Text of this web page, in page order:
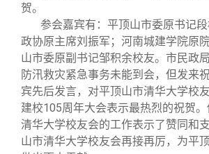
贺。
参会嘉宾有：平顶山市委原书记
政协原主席刘振军；河南城建学院原
山市委原副书记邹积余校友。市民政
防汛救灾紧急事务未能到会，但发来
宾先后发言，对平顶山市清华大学校
建校105周年大会表示最热烈的祝贺
清华大学校友会的工作表示了赞同和
山市清华大学校友会再接再厉，为平